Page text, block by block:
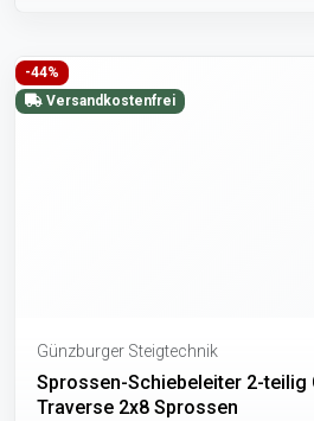
-44%
Versandkostenfrei
Günzburger Steigtechnik
Sprossen-Schiebeleiter 2-teilig
Traverse 2x8 Sprossen